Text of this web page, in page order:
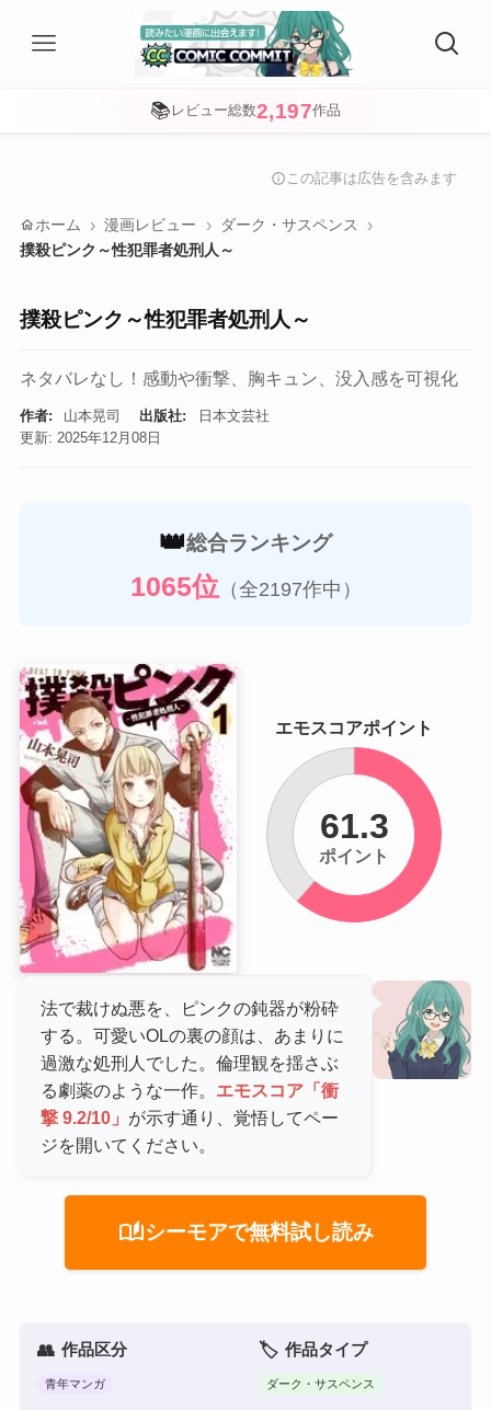
📚 レビュー総数2,197作品
info この記事は広告を含みます
home ホーム 漫画レビュー
ダーク・サスペンス
撲殺ピンク～性犯罪者処刑人～
撲殺ピンク～性犯罪者処刑人～
ネタバレなし！感動や衝撃、胸キュン、没入感を可視化
作者: 山本晃司 出版社:
日本文芸社
更新: 2025年12月08日
👑総合ランキング
1065位（全2197作中）
法で裁けぬ悪を、ピンクの鈍器が粉砕
する。可愛いOLの裏の顔は、あまりに
過激な処刑人でした。倫理観を揺さぶ
る劇薬のような一作。 エモスコア「衝
撃 9.2/10」 が示す通り、覚悟してペー
ジを開いてください。
auto_storiesシーモアで無料試し読み
エモスコアポイント
61.3
ポイント
作品区分
青年マンガ
作品タイプ
ダーク・サスペンス